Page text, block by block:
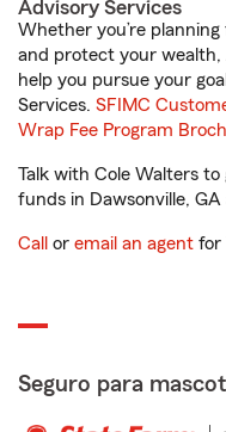
Advisory Services
Whether you’re
and protect your wealth,
help you pursue your
Services. SFIMC
Wrap Fee Program
Talk with Cole Walters
funds in Dawsonville,
Call or email an agent for
Seguro para